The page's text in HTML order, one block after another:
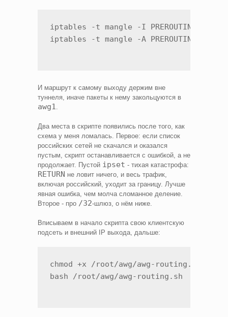
iptables -t mangle -I PREROUTING 1 -i
И маршрут к самому выходу держим вне
туннеля, иначе пакеты к нему закольцуются в
awg1
Два места в скрипте появились после того, как
схема у меня ломалась. Первое: если список
российских сетей не скачался и оказался
пустым, скрипт останавливается с ошибкой, а не
продолжает. Пустой ipset - тихая катастрофа:
RETURN не ловит ничего, и весь трафик,
включая российский, уходит за границу. Лучше
явная ошибка, чем молча сломанное деление.
Второе - про /32-шлюз, о нём ниже.
Вписываем в начало скрипта свою клиентскую
подсеть и внешний IP выхода, дальше:
chmod +x /root/awg/awg-routing.sh